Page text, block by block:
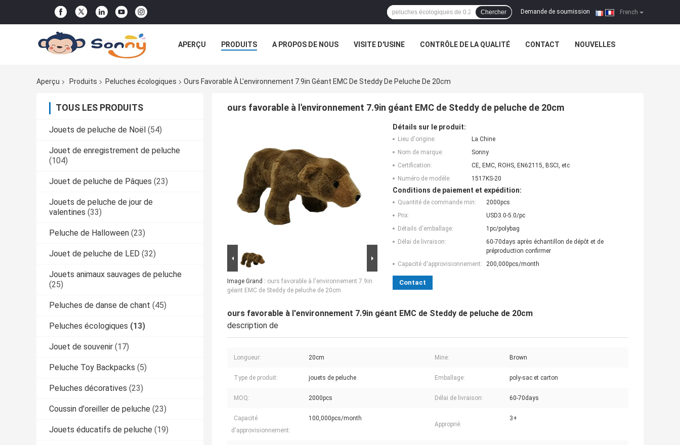
French
Demande de soumission |
Chercher
APERÇU PRODUITS A PROPOS DE NOUS VISITE D'USINE CONTRÔLE DE LA QUALITÉ CONTACT NOUVELLES
Aperçu
Produits Peluches écologiques Ours Favorable À L'environnement 7.9in Géant EMC De Steddy De Peluche De 20cm
TOUS LES PRODUITS
Jouets de peluche de Noël (54)
Jouet de enregistrement de peluche
(104)
Jouet de peluche de Pâques (23)
Jouets de peluche de jour de
valentines (33)
Peluche de Halloween (23)
Jouet de peluche de LED (32)
Jouets animaux sauvages de peluche
(25)
Peluches de danse de chant (45)
Peluches écologiques (13)
Jouet de souvenir (17)
Peluche Toy Backpacks (5)
Peluches décoratives (23)
Coussin d'oreiller de peluche (23)
Jouets éducatifs de peluche (19)
ours favorable à l'environnement 7.9in géant EMC de Steddy de peluche de 20cm
Image Grand : ours favorable à l'environnement 7.9in
géant EMC de Steddy de peluche de 20cm
Détails sur le produit:
Lieu d'origine:
La Chine
Nom de marque:
Sonny
Certification:
CE, EMC, ROHS, EN62115, BSCI, etc
Numéro de modèle:
1517KS-20
Conditions de paiement et expédition:
Quantité de commande min:
2000pcs
Prix:
USD3.0-5.0/pc
Détails d'emballage:
1pc/polybag
Délai de livraison:
60-70days après échantillon de dépôt et de
préproduction confirmer
Capacité d'approvisionnement:
200,000pcs/month
Contact
ours favorable à l'environnement 7.9in géant EMC de Steddy de peluche de 20cm
description de
Longueur: 20cm Mine: Brown
Type de produit: jouets de peluche Emballage: poly-sac et carton
MOQ: 2000pcs Délai de livraison: 60-70days
Capacité
d'approvisionnement:
100,000pcs/month
Approprié:
3+